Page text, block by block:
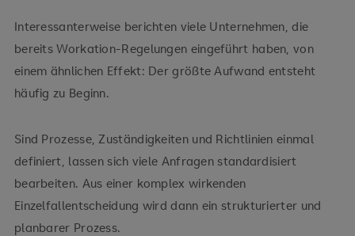
Interessanterweise berichten viele Unternehmen, die
bereits Workation-Regelungen eingeführt haben, von
einem ähnlichen Effekt: Der größte Aufwand entsteht
häufig zu Beginn.
Sind Prozesse, Zuständigkeiten und Richtlinien einmal
definiert, lassen sich viele Anfragen standardisiert
bearbeiten. Aus einer komplex wirkenden
Einzelfallentscheidung wird dann ein strukturierter und
planbarer Prozess.